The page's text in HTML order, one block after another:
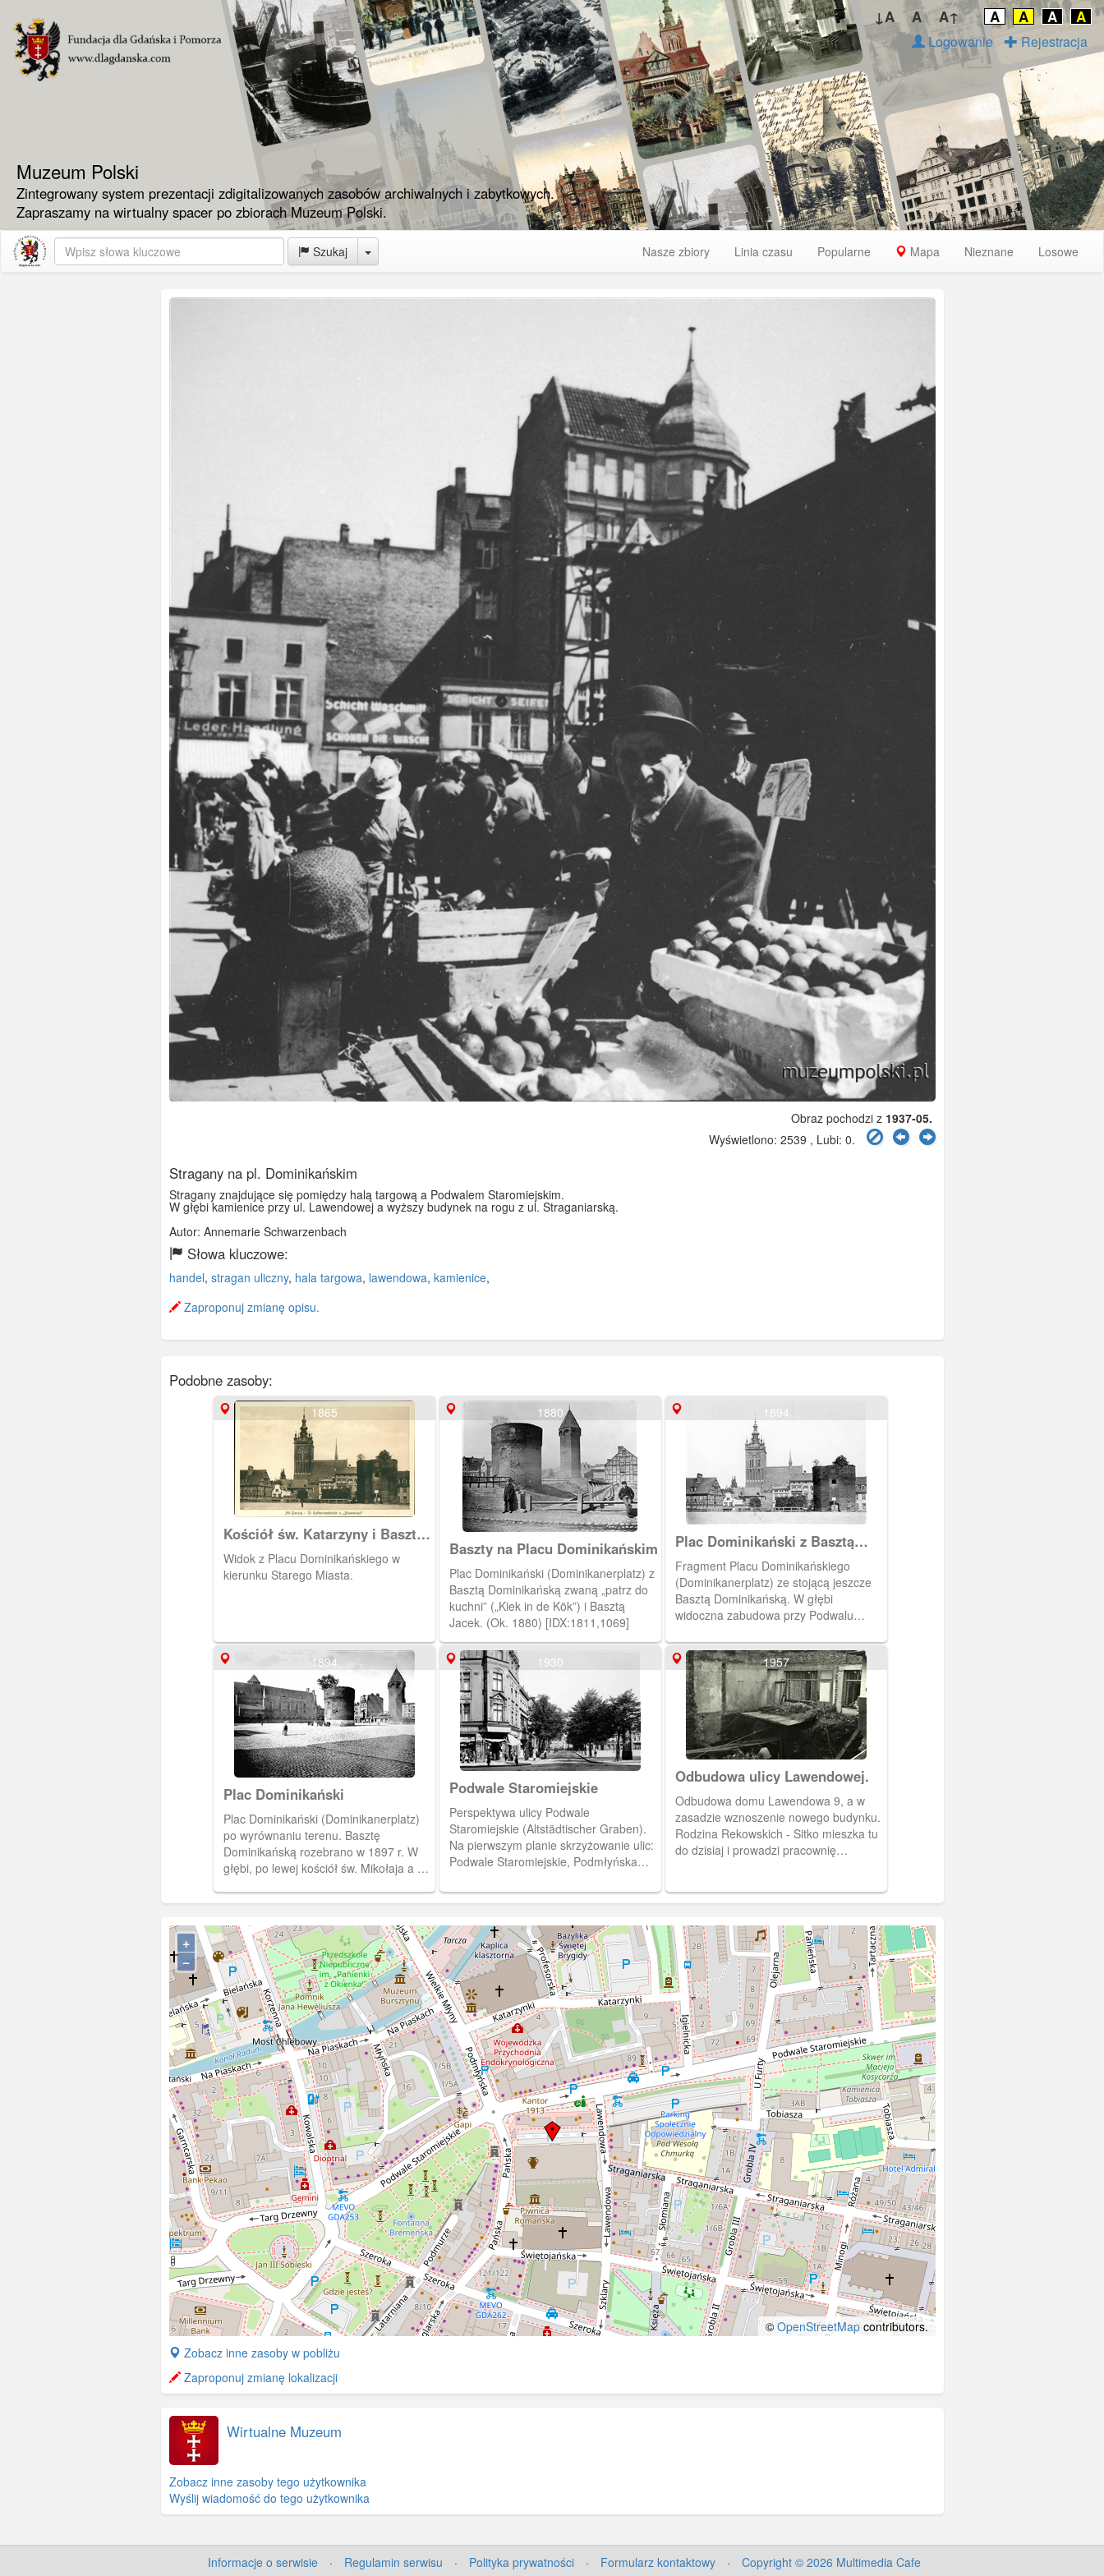
Muzeum Polski
Zintegrowany system prezentacji zdigitalizowanych zasobów archiwalnych i zabytkowych.
Zapraszamy na wirtualny spacer po zbiorach Muzeum Polski.
↓A A A↑ A A A A
Logowanie Rejestracja
Szukaj Toggle Dropdown Nasze zbiory Linia czasu Popularne Mapa Nieznane Losowe
Obraz pochodzi z 1937-05.
Wyświetlono: 2539 , Lubi: 0.
Stragany na pl. Dominikańskim
Stragany znajdujące się pomiędzy halą targową a Podwalem Staromiejskim.
W głębi kamienice przy ul. Lawendowej a wyższy budynek na rogu z ul. Straganiarską.
Autor: Annemarie Schwarzenbach
Słowa kluczowe:
handel, stragan uliczny, hala targowa, lawendowa, kamienice,
Zaproponuj zmianę opisu.
Podobne zasoby:
1865
Kościół św. Katarzyny i Baszta
Dominikańska
Widok z Placu Dominikańskiego w
kierunku Starego Miasta.
1880
Baszty na Placu Dominikańskim
Plac Dominikański (Dominikanerplatz) z
Basztą Dominikańską zwaną „patrz do
kuchni” („Kiek in de Kök”) i Basztą
Jacek. (Ok. 1880) [IDX:1811,1069]
1894
Plac Dominikański z Basztą
Dominikańską
Fragment Placu Dominikańskiego
(Dominikanerplatz) ze stojącą jeszcze
Basztą Dominikańską. W głębi
widoczna zabudowa przy Podwalu
a dalej kościół św. Katarzyny. Dziś na tej
części placu stoi zespół niskich
budynków, w których mieszczą się
kwiaciarnie. Widok spod kościoła św.
Mikołaja w kierunku kościoła św.
Katarzyny.
1894
Plac Dominikański
Plac Dominikański (Dominikanerplatz)
po wyrównaniu terenu. Basztę
Dominikańską rozebrano w 1897 r. W
głębi, po lewej kościół św. Mikołaja a po
(Junkergasse). (Fot. E. Mertens, 1894)
1930
Podwale Staromiejskie
Perspektywa ulicy Podwale
Staromiejskie (Altstädtischer Graben).
Na pierwszym planie skrzyżowanie ulic:
Podwale Staromiejskie, Podmłyńska
(Junkergasse). Po prawej Plac
1930) [IDX:1846,1013]
1957
Odbudowa ulicy Lawendowej.
Odbudowa domu Lawendowa 9, a w
zasadzie wznoszenie nowego budynku.
Rodzina Rekowskich - Sitko mieszka tu
do dzisiaj i prowadzi pracownię
+
−
©OpenStreetMapcontributors.
+
−
Zobacz inne zasoby w pobliżu
Zaproponuj zmianę lokalizacji
Wirtualne Muzeum
Zobacz inne zasoby tego użytkownika
Wyślij wiadomość do tego użytkownika
Informacje o serwisie · Regulamin serwisu · Polityka prywatności · Formularz kontaktowy · Copyright © 2026 Multimedia Cafe